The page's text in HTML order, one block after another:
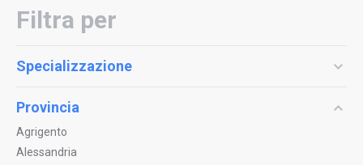
Filtra per
Specializzazione
Provincia
Agrigento
Alessandria